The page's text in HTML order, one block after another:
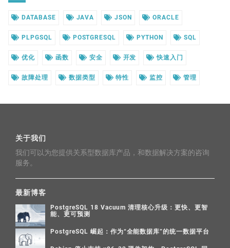
DATABASE JAVA JSON ORACLE
PLPGSQL POSTGRESQL PYTHON SQL
优化 函数 安全 开发 快速入门
故障处理 数据类型 特性 监控 管理
关于我们
我们可以为您提供关系型数据库产品，和数据解决方案的咨询
服务。
最新博客
PostgreSQL 18 Vacuum 清理核心升级：更快、更智
能、更可预测
PostgreSQL 崛起：作为“全能数据库”的统一数据平台